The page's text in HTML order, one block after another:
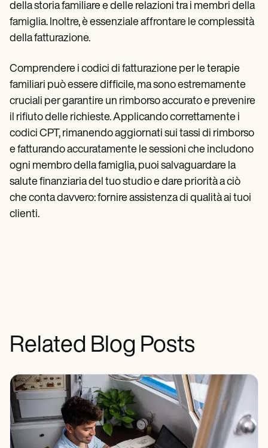
della storia familiare e delle relazioni tra i membri della
famiglia. Inoltre, è essenziale affrontare le complessità
della fatturazione.
Comprendere i codici di fatturazione per le terapie
familiari può essere difficile, ma sono estremamente
cruciali per garantire un rimborso accurato e prevenire
il rifiuto delle richieste. Applicando correttamente i
codici CPT, rimanendo aggiornati sui tassi di rimborso
e fatturando accuratamente le sessioni che includono
ogni membro della famiglia, puoi salvaguardare la
salute finanziaria del tuo studio e dare priorità a ciò
che conta davvero: fornire assistenza di qualità ai tuoi
clienti.
Related Blog Posts